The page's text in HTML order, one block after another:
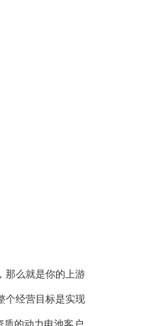
么就是你的上游
个经营目标是实现